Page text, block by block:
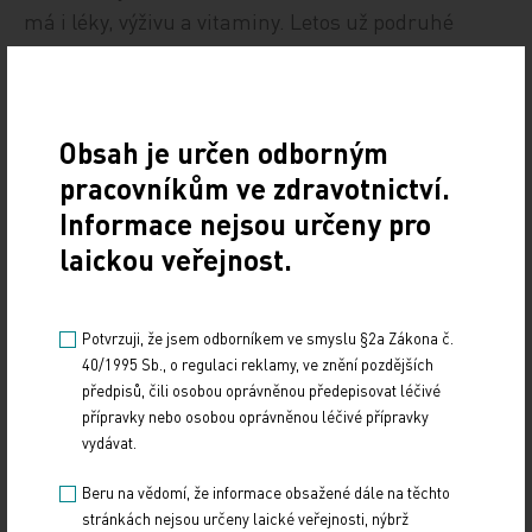
má i léky, výživu a vitaminy. Letos už podruhé
zamíří do Fanuelu také lékaři a další zdravotníci z
pomohli s poskytováním zdravotní péče stovkám
místních obyvatel. I jejich účast je důkazem, že
pomoc Malawi má smysl.
Více informací, fotografie a video jsou umístěny
na webových stránkách International Humanity
www.pomoztesnami.cz
i na facebookovém profilu
Obsah je určen odborným
pracovníkům ve zdravotnictví.
Informace nejsou určeny pro
laickou veřejnost.
Potvrzuji, že jsem odborníkem ve smyslu §2a Zákona č.
40/1995 Sb., o regulaci reklamy, ve znění pozdějších
předpisů, čili osobou oprávněnou předepisovat léčivé
přípravky nebo osobou oprávněnou léčivé přípravky
vydávat.
Beru na vědomí, že informace obsažené dále na těchto
stránkách nejsou určeny laické veřejnosti, nýbrž